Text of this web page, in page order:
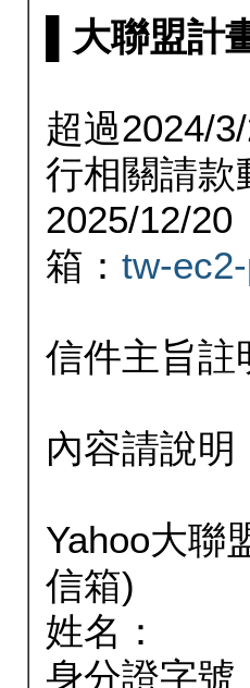
▌大聯盟計
超過2024/
行相關請款
2025/12/20
箱： tw-
信件主旨註
內容請說明
Yahoo大聯
信箱)
姓名：
身分證字號